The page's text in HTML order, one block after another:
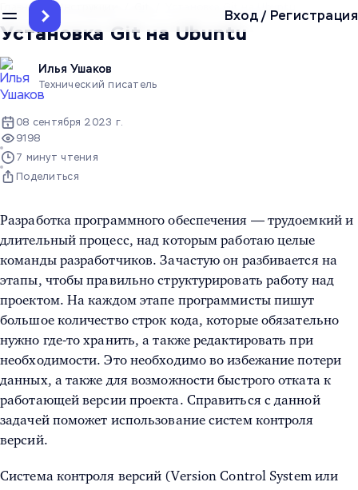
Вход/ Регистрация
Главная Инструкции
Установка Git на Ubuntu
Илья Ушаков
Технический писатель
08 сентября 2023 г.
9198
7 минут чтения
Поделиться
Разработка программного обеспечения — трудоемкий и
длительный процесс, над которым работаю целые
команды разработчиков. Зачастую он разбивается на
этапы, чтобы правильно структурировать работу над
проектом. На каждом этапе программисты пишут
большое количество строк кода, которые обязательно
нужно где-то хранить, а также редактировать при
необходимости. Это необходимо во избежание потери
данных, а также для возможности быстрого отката к
работающей версии проекта. Справиться с данной
задачей поможет использование систем контроля
версий.
Система контроля версий (Version Control System или